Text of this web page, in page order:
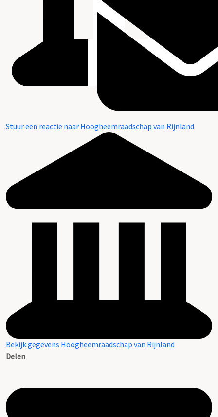
Stuur een reactie naar Hoogheemraadschap van Rijnland
Bekijk gegevens Hoogheemraadschap van Rijnland
Delen